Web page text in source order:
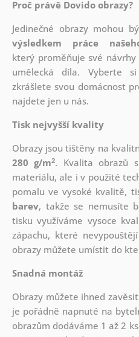
Proč právě Dovido obrazy?
Jedinečné obrazy mohou
výsledkem práce
který proměňuje své
umělecká díla. Vyberte
zkrášlete svou domácnost
najdete jen u nás.
Tisk nejvyšší kvality
Obrazy jsou tištěny na
280 g/m2. Kvalita obrazů
materiálu, ale i v použité
pomalu ve vysoké kvalitě,
barev, takže se nemusíte
tisku využíváme vysoce
zápachu, které
obrazy můžete umístit do
Snadná montáž
Obrazy můžete ihned
je pořádně napnuté na
obrazům dodáváme 1 až 2